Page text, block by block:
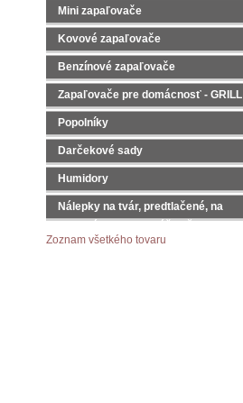
Mini zapaľovače
Kovové zapaľovače
Benzínové zapaľovače
Zapaľovače pre domácnosť - GRILL
Popolníky
Darčekové sady
Čajové sady
Humidory
Nálepky na tvár, predtlačené, na
Zoznam všetkého tovaru